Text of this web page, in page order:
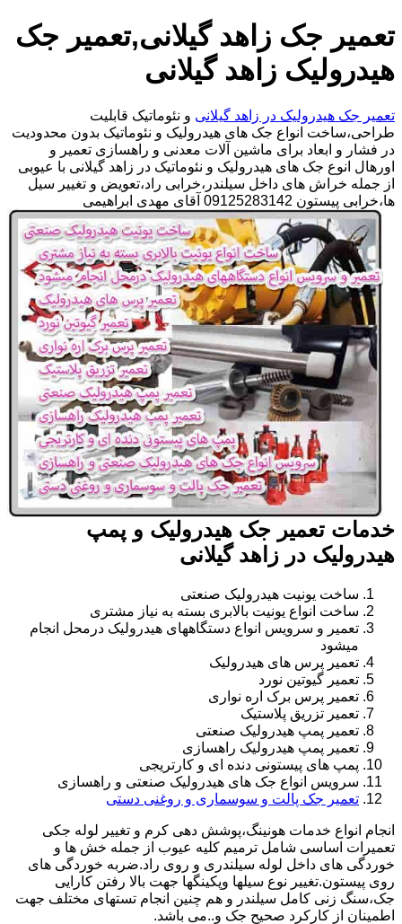
تعمیر جک زاهد گیلانی,تعمیر جک
هیدرولیک زاهد گیلانی
تعمیر جک هیدرولیک در زاهد گیلانی و نئوماتیک قابلیت
طراحی،ساخت انواع جک های هیدرولیک و نئوماتیک بدون محدودیت
در فشار و ابعاد برای ماشین آلات معدنی و راهسازی تعمیر و
اورهال انوع جک های هیدرولیک و نئوماتیک در زاهد گیلانی با عیوبی
از جمله خراش های داخل سیلندر،خرابی راد،تعویض و تغییر سیل
ها،خرابی پیستون 09125283142 آقای مهدی ابراهیمی
خدمات تعمیر جک هیدرولیک و پمپ
هیدرولیک در زاهد گیلانی
ساخت یونیت هیدرولیک صنعتی
ساخت انواع یونیت بالابری بسته به نیاز مشتری
تعمیر و سرویس انواع دستگاههای هیدرولیک درمحل انجام
میشود
تعمیر پرس های هیدرولیک
تعمیر گیوتین نورد
تعمیر پرس برک اره نواری
تعمیر تزریق پلاستیک
تعمیر پمپ هیدرولیک صنعتی
تعمیر پمپ هیدرولیک راهسازی
پمپ های پیستونی دنده ای و کارتریجی
سرویس انواع جک های هیدرولیک صنعتی و راهسازی
تعمیر جک پالت و سوسماری و روغنی دستی
انجام انواع خدمات هونینگ،پوشش دهی کرم و تغییر لوله جکی
تعمیرات اساسی شامل ترمیم کلیه عیوب از جمله خش ها و
خوردگی های داخل لوله سیلندری و روی راد.ضربه خوردگی های
روی پیستون.تغییر نوع سیلها وپکینگها جهت بالا رفتن کارایی
جک،سنگ زنی کامل سیلندر و هم چنین انجام تستهای مختلف جهت
اطمینان از کارکرد صحیح جک و..می باشد.